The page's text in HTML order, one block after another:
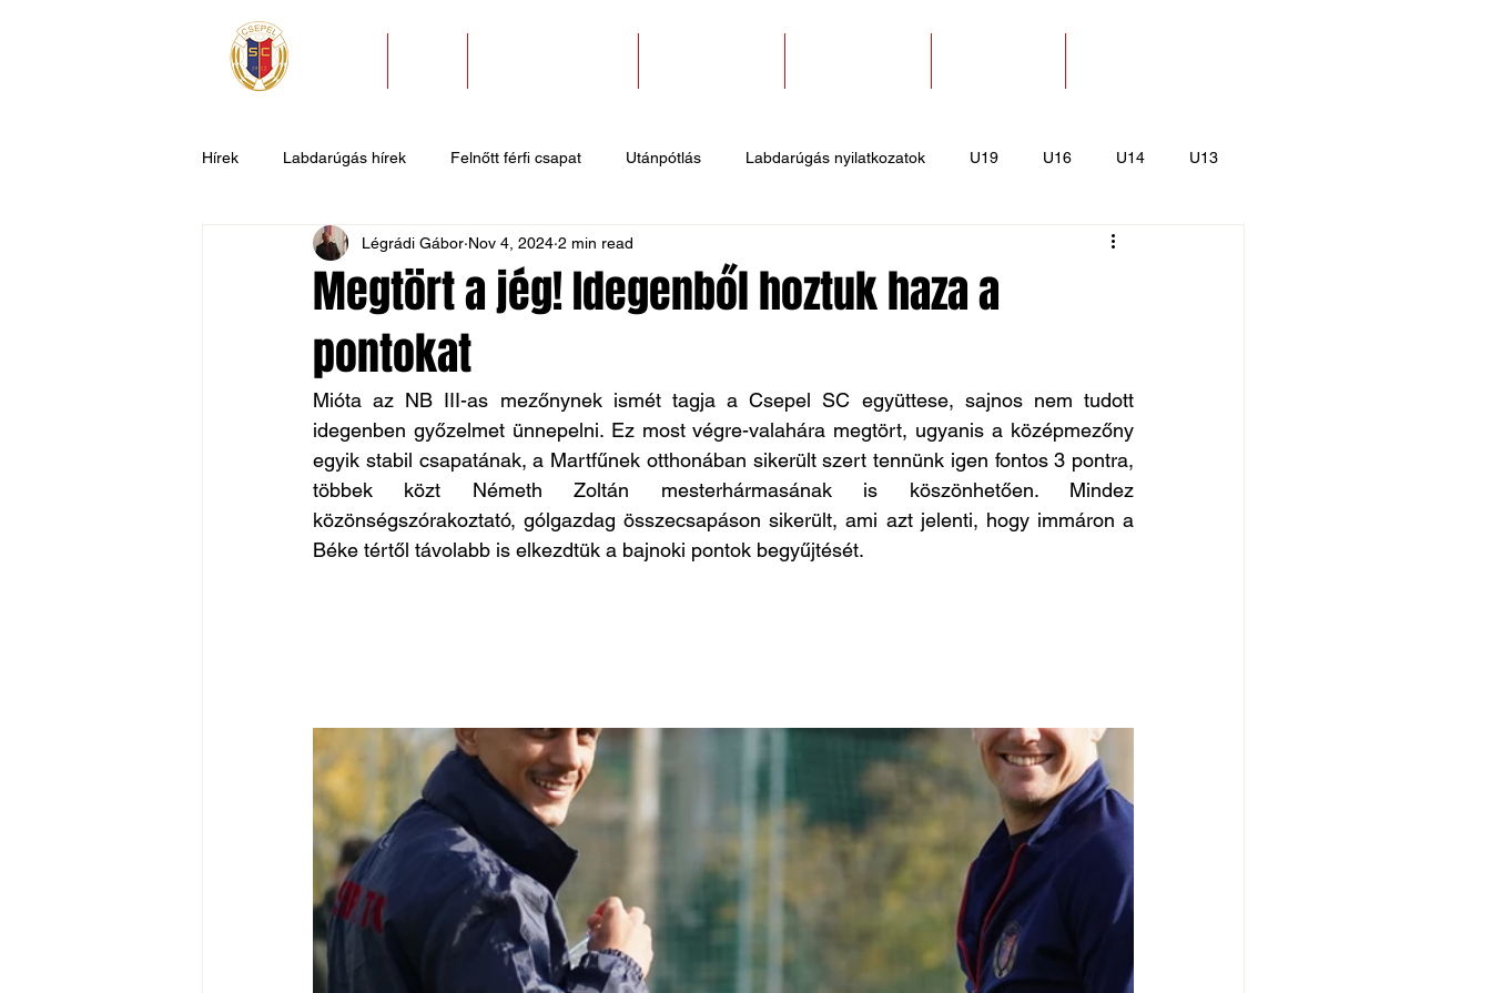
Hírek Labdarúgás hírek Felnőtt férfi csapat Utánpótlás Labdarúgás nyilatkozatok U19 U16 U14 U13
U9 U7 Evezős hírek Sportlövő hírek Kajak-Kenu
Csepel SC II Általános hírek
Megtört a jég! Idegenből hoztuk haza a
pontokat
Légrádi Gábor Nov 4, 2024 2 min read
Mióta az NB III-as mezőnynek ismét tagja a Csepel SC együttese, sajnos nem tudott
idegenben győzelmet ünnepelni. Ez most végre-valahára megtört, ugyanis a középmezőny
egyik stabil csapatának, a Martfűnek otthonában sikerült szert tennünk igen fontos 3 pontra,
többek közt Németh Zoltán mesterhármasának is köszönhetően. Mindez
közönségszórakoztató, gólgazdag összecsapáson sikerült, ami azt jelenti, hogy immáron a
Béke tértől távolabb is elkezdtük a bajnoki pontok begyűjtését.